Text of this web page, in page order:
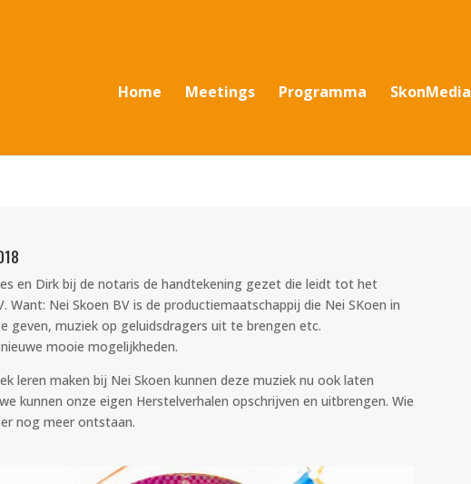
Home Meetings Programma SkonMedia
en Dirk bij de notaris de handtekening gezet die leidt tot het
Want: Nei Skoen BV is de productiemaatschappij die Nei SKoen in
muziek op geluidsdragers uit te brengen etc.
mooie mogelijkheden.
leren maken bij Nei Skoen kunnen deze muziek nu ook laten
kunnen onze eigen Herstelverhalen opschrijven en uitbrengen. Wie
nog meer ontstaan.